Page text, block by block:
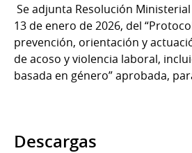
Se adjunta Resolución
13 de enero de 2026, del
prevención, orientación y
de acoso y violencia laboral,
basada en género” aprobada,
Descargas